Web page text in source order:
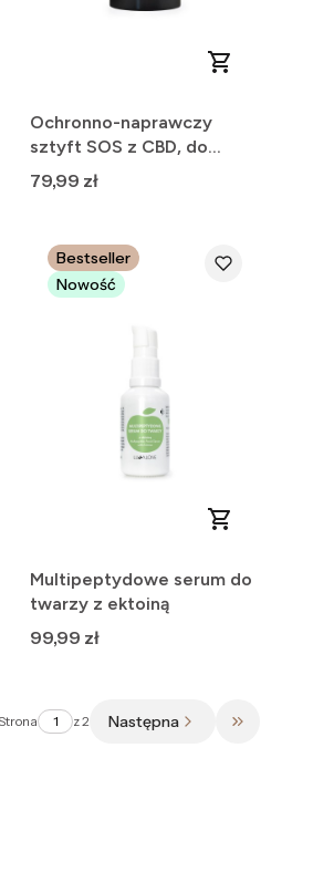
Ochronno-naprawczy
sztyft SOS z CBD, do
twarzy i ciała
Cena
79,99 zł
Bestseller
Nowość
Multipeptydowe serum do
twarzy z ektoiną
Cena
99,99 zł
z 2 Następna Przejdź